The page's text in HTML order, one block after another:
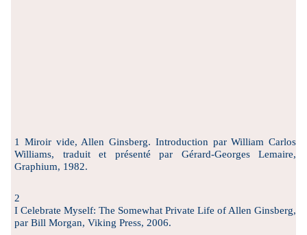
1 Miroir vide, Allen Ginsberg. Introduction par William Carlos
Williams, traduit et présenté par Gérard-Georges Lemaire,
Graphium, 1982.
2
I Celebrate Myself: The Somewhat Private Life of Allen Ginsberg,
par Bill Morgan, Viking Press, 2006.